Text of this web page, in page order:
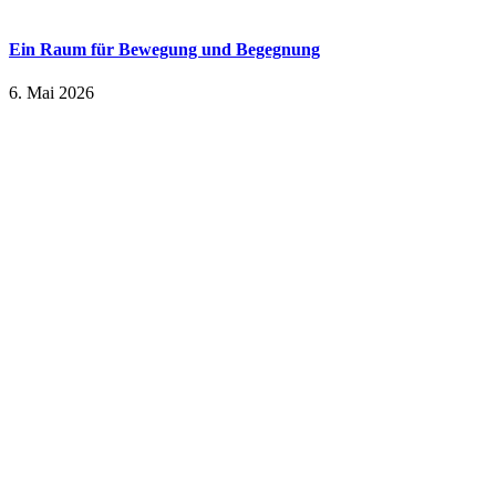
Ein Raum für Bewegung und Begegnung
6. Mai 2026